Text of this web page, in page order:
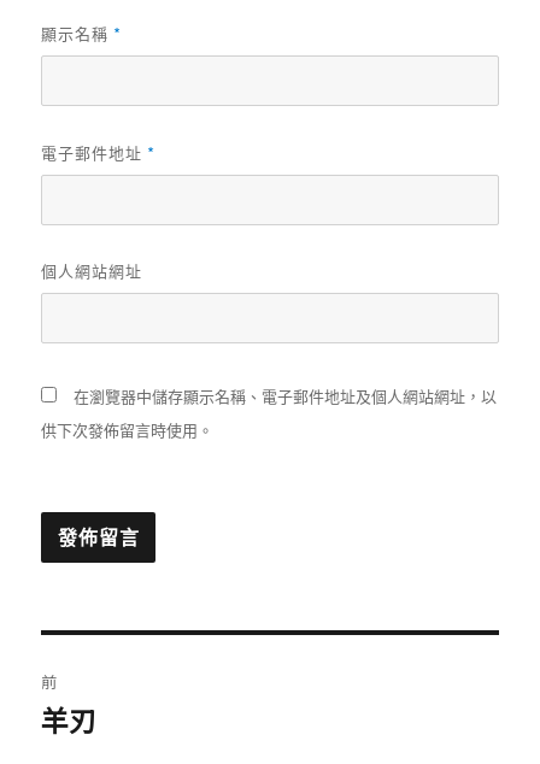
顯示名稱 *
電子郵件地址 *
個人網站網址
在瀏覽器中儲存顯示名稱、電子郵件地址及個人網站網址，以
供下次發佈留言時使用。
章
前
上
羊刃